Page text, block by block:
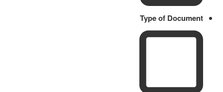
Type of Document